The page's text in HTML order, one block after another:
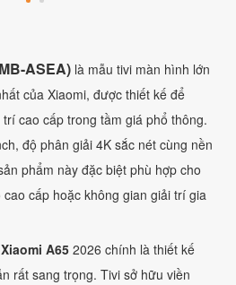
ASEA) là mẫu tivi màn hình lớn
của Xiaomi, được thiết kế để
cao cấp trong tầm giá phổ thông.
độ phân giải 4K sắc nét cùng nền
phẩm này đặc biệt phù hợp cho
cấp hoặc không gian giải trí gia
Xiaomi A65 2026 chính là thiết kế
rất sang trọng. Tivi sở hữu viền